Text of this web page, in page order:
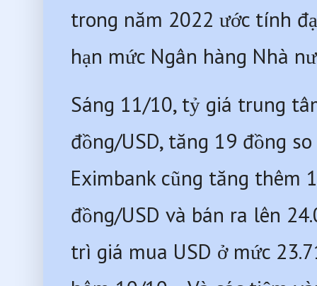
trong năm 2022 ước tính
hạn mức Ngân hàng Nhà
Sáng 11/10, tỷ giá trung
đồng/USD, tăng 19 đồng
Eximbank cũng tăng thêm
đồng/USD và bán ra lên
trì giá mua USD ở mức